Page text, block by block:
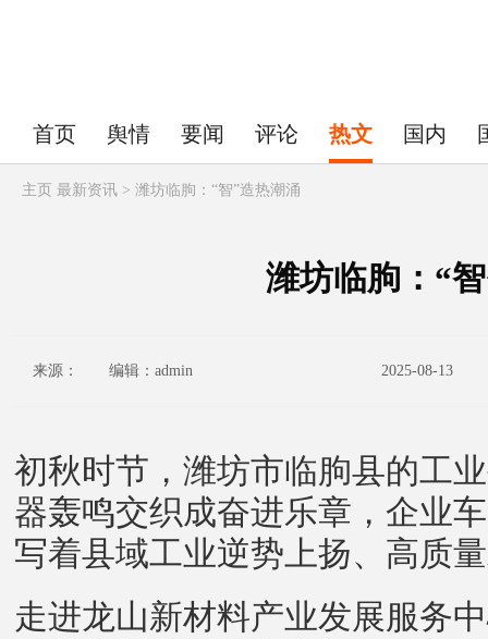
首页 舆情 要闻 评论 热文 国内
主页 最新资讯 > 潍坊临朐：“智”造热潮涌
潍坊临朐：“
来源： 编辑：admin 2025-08-13
初秋时节，潍坊市临朐县的工
器轰鸣交织成奋进乐章，企业
写着县域工业逆势上扬、高质
走进龙山新材料产业发展服务